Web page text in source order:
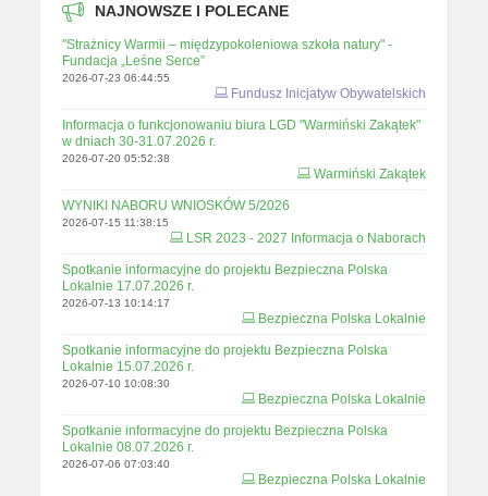
NAJNOWSZE I POLECANE
"Strażnicy Warmii – międzypokoleniowa szkoła natury" -
Fundacja „Leśne Serce”
2026-07-23 06:44:55
Fundusz Inicjatyw Obywatelskich
Informacja o funkcjonowaniu biura LGD "Warmiński Zakątek"
w dniach 30-31.07.2026 r.
2026-07-20 05:52:38
Warmiński Zakątek
WYNIKI NABORU WNIOSKÓW 5/2026
2026-07-15 11:38:15
LSR 2023 - 2027 Informacja o Naborach
Spotkanie informacyjne do projektu Bezpieczna Polska
Lokalnie 17.07.2026 r.
2026-07-13 10:14:17
Bezpieczna Polska Lokalnie
Spotkanie informacyjne do projektu Bezpieczna Polska
Lokalnie 15.07.2026 r.
2026-07-10 10:08:30
Bezpieczna Polska Lokalnie
Spotkanie informacyjne do projektu Bezpieczna Polska
Lokalnie 08.07.2026 r.
2026-07-06 07:03:40
Bezpieczna Polska Lokalnie